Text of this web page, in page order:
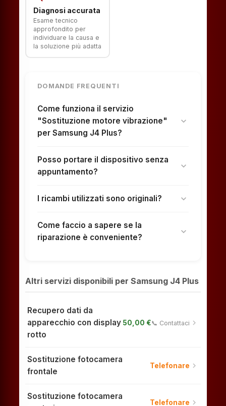
Diagnosi accurata
Esame tecnico
approfondito per
individuare la causa e
la soluzione più adatta
DOMANDE FREQUENTI
Come funziona il servizio
"Sostituzione motore vibrazione"
per Samsung J4 Plus?
expand_more
Posso portare il dispositivo senza
appuntamento?
expand_more
I ricambi utilizzati sono originali? expand_more
Come faccio a sapere se la
riparazione è conveniente?
expand_more
Altri servizi disponibili per Samsung J4 Plus
Recupero dati da
apparecchio con display
rotto
50,00 €📞 Contattaci chevron_right
Sostituzione fotocamera
frontale
Telefonare chevron_right
Sostituzione fotocamera
Telefonare chevron_right